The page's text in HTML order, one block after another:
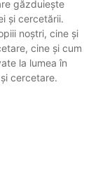
găzduiește
și cercetării.
noștri, cine și
cine și cum
la lumea în
cercetare.